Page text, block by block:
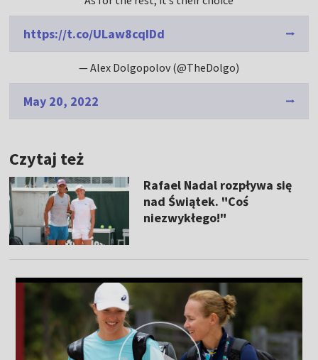
https://t.co/ULaw8cqIDd
— Alex Dolgopolov (@TheDolgo)
May 20, 2022
Czytaj też
Rafael Nadal rozpływa się
nad Świątek. "Coś
niezwykłego!"